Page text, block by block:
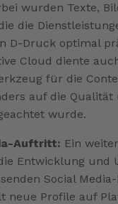
wurden Texte,
die
D-Druck optimal
Cloud diente
für die
auf die Qualität
wurde.
Auftritt: Ein
Entwicklung und
Social
neue Profile auf